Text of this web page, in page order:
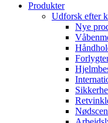
Produkter
Udforsk efter
Nye